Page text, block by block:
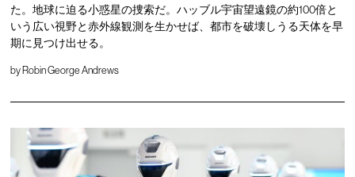
た。地球に迫る小惑星の捜索だ。ハッブル宇宙望遠鏡の約100倍と
いう広い視野と赤外線観測を生かせば、都市を破壊しうる天体を早
期に見つけ出せる。
by Robin George Andrews